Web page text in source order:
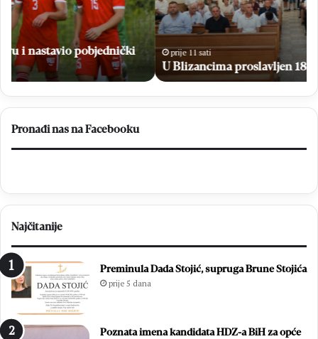
Blizanaca
prije 11 sati
U Blizancima proslavljen 18. Dan Blizanaca
–
Pronađi nas na Facebooku
Najčitanije
Preminula Dada Stojić, supruga Brune Stojića
prije 5 dana
Poznata imena kandidata HDZ-a BiH za opće